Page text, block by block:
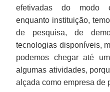
efetivadas do modo
enquanto instituição,
de pesquisa, de
tecnologias disponíveis,
podemos chegar até
algumas atividades,
alçada como empresa de